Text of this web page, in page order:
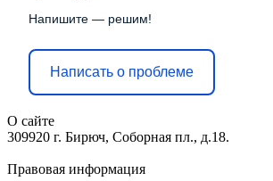
Напишите — решим!
Написать о проблеме
О сайте
309920 г. Бирюч, Соборная пл., д.18.
Правовая информация